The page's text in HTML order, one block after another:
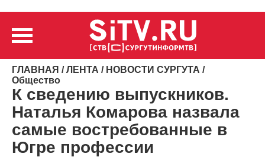
ГЛАВНАЯ /ЛЕНТА / НОВОСТИ СУРГУТА /
Общество
К сведению выпускников.
Наталья Комарова назвала
самые востребованные в
Югре профессии